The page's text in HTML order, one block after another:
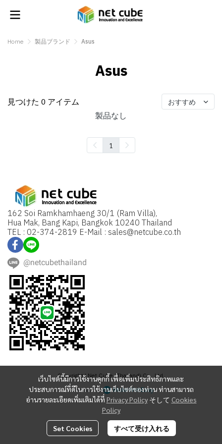
Home 製品ブランド Asus
Asus
見つけた 0 アイテム おすすめ
製品なし
1
เว็บไซต์นี้มีการใช้งานคุกกี้ เพื่อเพิ่มประสิทธิภาพและ
ประสบการณ์ที่ดีในการใช้งานเว็บไซต์ของท่าน ท่านสามารถ
อ่านรายละเอียดเพิ่มเติมได้ที่ Privacy Policy そして Cookies
Policy
Set Cookies すべて受け入れる
162 Soi Ramkhamhaeng 30/1 (Ram Villa),
Hua Mak, Bang Kapi, Bangkok 10240 Thailand
TEL : 02-374-2819 E-Mail : sales@netcube.co.th
@netcubethailand
Copyright | Net Cube (Thailand) Co., Ltd.
Powered By MakeWebEasy